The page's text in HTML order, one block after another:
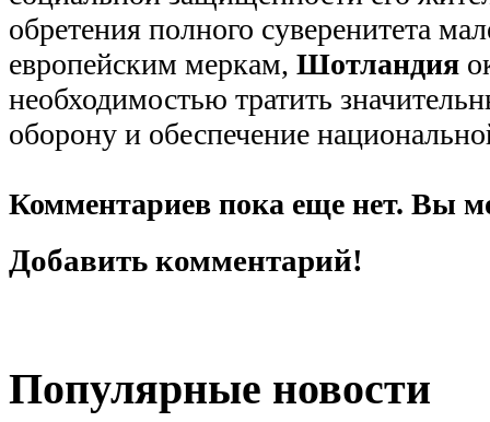
обретения полного суверенитета
европейским меркам, Шотландия
необходимостью тратить
оборону и обеспечение
Комментариев пока еще нет. Вы
Добавить комментарий!
Популярные новости